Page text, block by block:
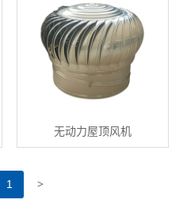
无动力屋顶风机
1 >